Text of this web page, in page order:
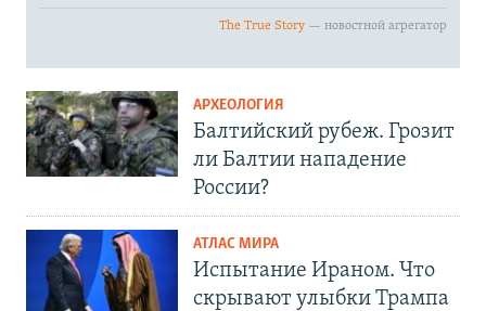
АРХЕОЛОГИЯ
Балтийский рубеж. Грозит
ли Балтии нападение
России?
АТЛАС МИРА
Испытание Ираном. Что
скрывают улыбки Трампа